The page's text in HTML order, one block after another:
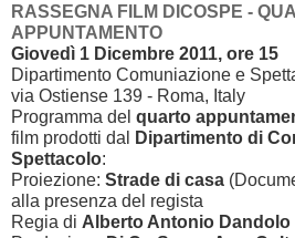
RASSEGNA FILM DICOSPE -
APPUNTAMENTO
Giovedì 1 Dicembre 2011, ore 15
Dipartimento Comuniazione e
via Ostiense 139 - Roma, Italy
Programma del quarto
film prodotti dal
Dipartimento di
Spettacolo:
Proiezione: Strade di casa
alla presenza del regista
Regia di Alberto Antonio Dandolo